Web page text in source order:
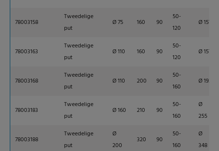
78003158
Tweedelige
put
Ø 75 160 90
50-
120
Ø 157
78003163
Tweedelige
put
Ø 110 160 90
50-
120
Ø 157
78003168
Tweedelige
put
Ø 110 200 90
50-
160
Ø 193
78003183
Tweedelige
put
Ø 160 210 90
50-
160
Ø
255
78003188
Tweedelige
put
Ø
200
320 90
50-
160
Ø
348